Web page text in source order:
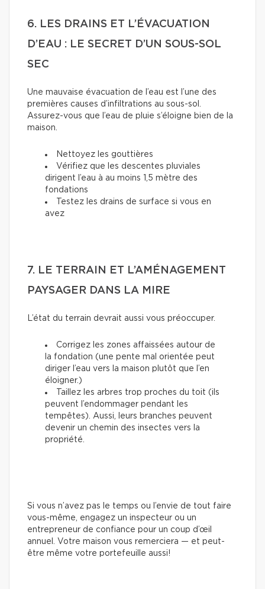
6. LES DRAINS ET L’ÉVACUATION
D’EAU : LE SECRET D’UN SOUS-SOL
SEC
Une mauvaise évacuation de l’eau est l’une des
premières causes d’infiltrations au sous-sol.
Assurez-vous que l’eau de pluie s’éloigne bien de la
maison.
Nettoyez les gouttières
Vérifiez que les descentes pluviales
dirigent l’eau à au moins 1,5 mètre des
fondations
Testez les drains de surface si vous en
avez
7. LE TERRAIN ET L’AMÉNAGEMENT
PAYSAGER DANS LA MIRE
L’état du terrain devrait aussi vous préoccuper.
Corrigez les zones affaissées autour de
la fondation (une pente mal orientée peut
diriger l’eau vers la maison plutôt que l’en
éloigner.)
Taillez les arbres trop proches du toit (ils
peuvent l’endommager pendant les
tempêtes). Aussi, leurs branches peuvent
devenir un chemin des insectes vers la
propriété.
Si vous n’avez pas le temps ou l’envie de tout faire
vous-même, engagez un inspecteur ou un
entrepreneur de confiance pour un coup d’œil
annuel. Votre maison vous remerciera — et peut-
être même votre portefeuille aussi!